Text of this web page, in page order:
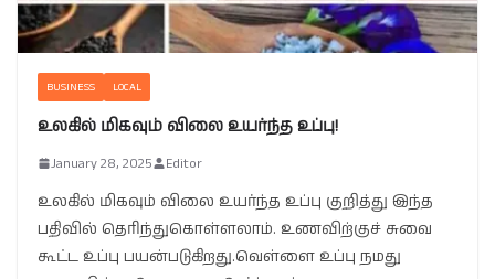
BUSINESS LOCAL
உலகில் மிகவும் விலை உயர்ந்த உப்பு!
January 28, 2025 Editor
உலகில் மிகவும் விலை உயர்ந்த உப்பு குறித்து இந்த
பதிவில் தெரிந்துகொள்ளலாம். உணவிற்குச் சுவை
கூட்ட உப்பு பயன்படுகிறது.வெள்ளை உப்பு நமது